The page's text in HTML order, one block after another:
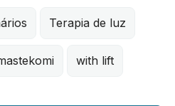
Terapia de luz
with lift